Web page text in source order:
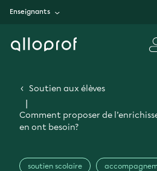
Enseignants
Soutien aux élèves
Comment proposer de
en ont besoin?
soutien scolaire